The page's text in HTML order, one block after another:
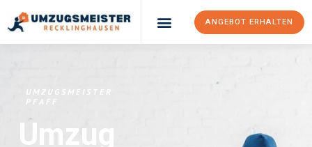
ANGEBOT ERHALTEN
UMZUGSMEISTER
PFAFF
Umzug